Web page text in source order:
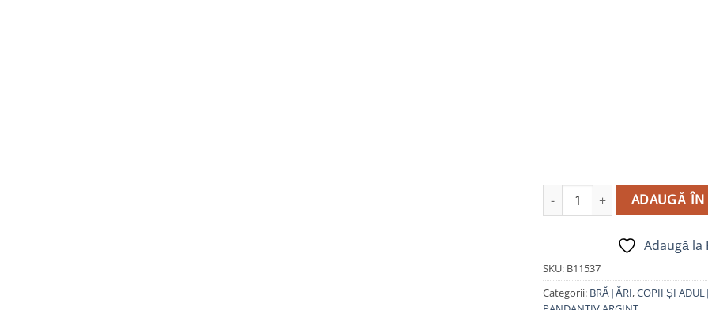
Cantitate Brățară Șnur, Argint
ADAUGĂ ÎN
Adaugă la
SKU: B11537
Categorii: BRĂȚĂRI,COPII ȘI